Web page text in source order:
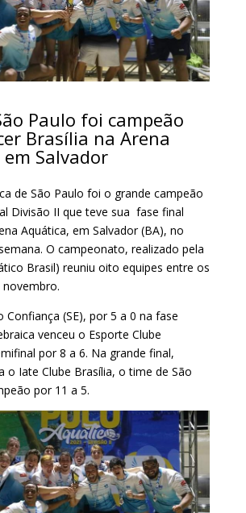
Paulo foi campeão
Brasília na Arena
Salvador
de São Paulo foi o grande campeão
Divisão II que teve sua fase final
Aquática, em Salvador (BA), no
O campeonato, realizado pela
Brasil) reuniu oito equipes entre os
novembro.
Confiança (SE), por 5 a 0 na fase
venceu o Esporte Clube
por 8 a 6. Na grande final,
o Iate Clube Brasília, o time de São
por 11 a 5.